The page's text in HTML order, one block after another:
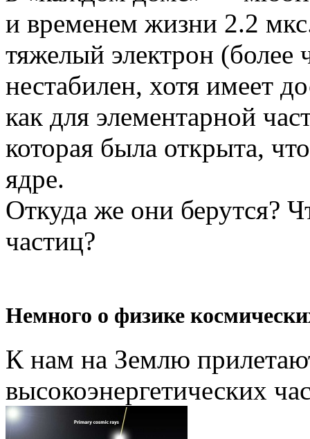
и временем жизни 2.2
тяжелый электрон (более
нестабилен, хотя имеет
как для элементарной
которая была открыта,
ядре.
Откуда же они берутся?
частиц?
Немного о физике
К нам на Землю
высокоэнергетических